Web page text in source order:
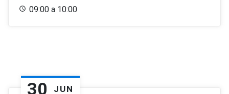
09:00 a 10:00
30 JUN